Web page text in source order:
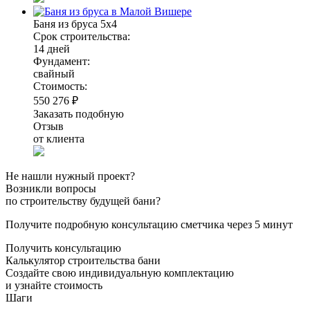
Баня из бруса 5х4
Срок строительства:
14 дней
Фундамент:
свайный
Стоимость:
550 276 ₽
Заказать подобную
Отзыв
от клиента
Не нашли нужный проект?
Возникли вопросы
по строительству будущей бани?
Получите подробную консультацию сметчика через 5 минут
Получить консультацию
Калькулятор строительства бани
Создайте свою индивидуальную комплектацию
и узнайте стоимость
Шаги